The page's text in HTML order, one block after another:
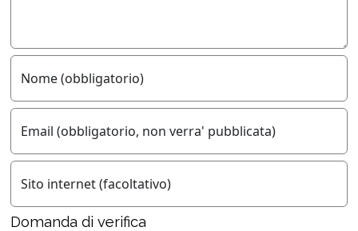
Nome (obbligatorio)
Email (obbligatorio, non verra' pubblicata)
Sito internet (facoltativo)
Domanda di verifica